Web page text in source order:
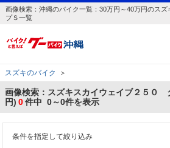
画像検索：沖縄のバイク一覧：30万円～40万円のス
プＳ一覧
スズキのバイク ＞
画像検索：スズキスカイウェイブ２５０
円) 0件中 0～0件を表示
条件を指定して絞り込み